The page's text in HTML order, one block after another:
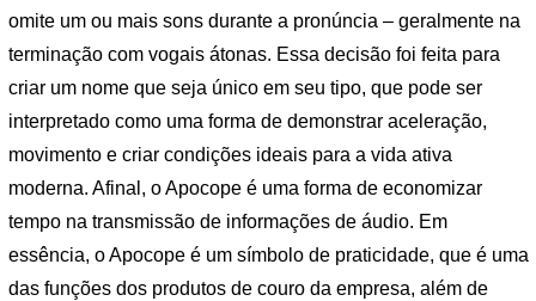
omite um ou mais sons durante a pronúncia – geralmente na
terminação com vogais átonas. Essa decisão foi feita para
criar um nome que seja único em seu tipo, que pode ser
interpretado como uma forma de demonstrar aceleração,
movimento e criar condições ideais para a vida ativa
moderna. Afinal, o Apocope é uma forma de economizar
tempo na transmissão de informações de áudio. Em
essência, o Apocope é um símbolo de praticidade, que é uma
das funções dos produtos de couro da empresa, além de